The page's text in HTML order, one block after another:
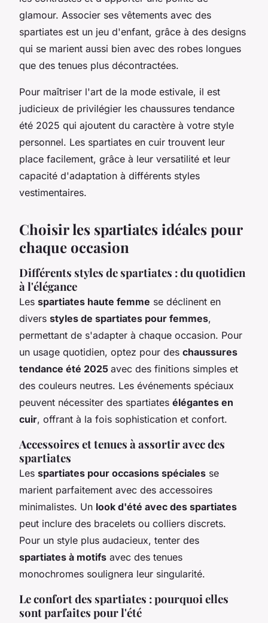
glamour. Associer ses vêtements avec des
spartiates est un jeu d'enfant, grâce à des designs
qui se marient aussi bien avec des robes longues
que des tenues plus décontractées.
Pour maîtriser l'art de la mode estivale, il est
judicieux de privilégier les chaussures tendance
été 2025 qui ajoutent du caractère à votre style
personnel. Les spartiates en cuir trouvent leur
place facilement, grâce à leur versatilité et leur
capacité d'adaptation à différents styles
vestimentaires.
Choisir les spartiates idéales pour
chaque occasion
Différents styles de spartiates : du quotidien
à l'élégance
Les spartiates haute femme se déclinent en
divers styles de spartiates pour femmes,
permettant de s'adapter à chaque occasion. Pour
un usage quotidien, optez pour des chaussures
tendance été 2025 avec des finitions simples et
des couleurs neutres. Les événements spéciaux
peuvent nécessiter des spartiates élégantes en
cuir, offrant à la fois sophistication et confort.
Accessoires et tenues à assortir avec des
spartiates
Les spartiates pour occasions spéciales se
marient parfaitement avec des accessoires
minimalistes. Un look d'été avec des spartiates
peut inclure des bracelets ou colliers discrets.
Pour un style plus audacieux, tenter des
spartiates à motifs avec des tenues
monochromes soulignera leur singularité.
Le confort des spartiates : pourquoi elles
sont parfaites pour l'été